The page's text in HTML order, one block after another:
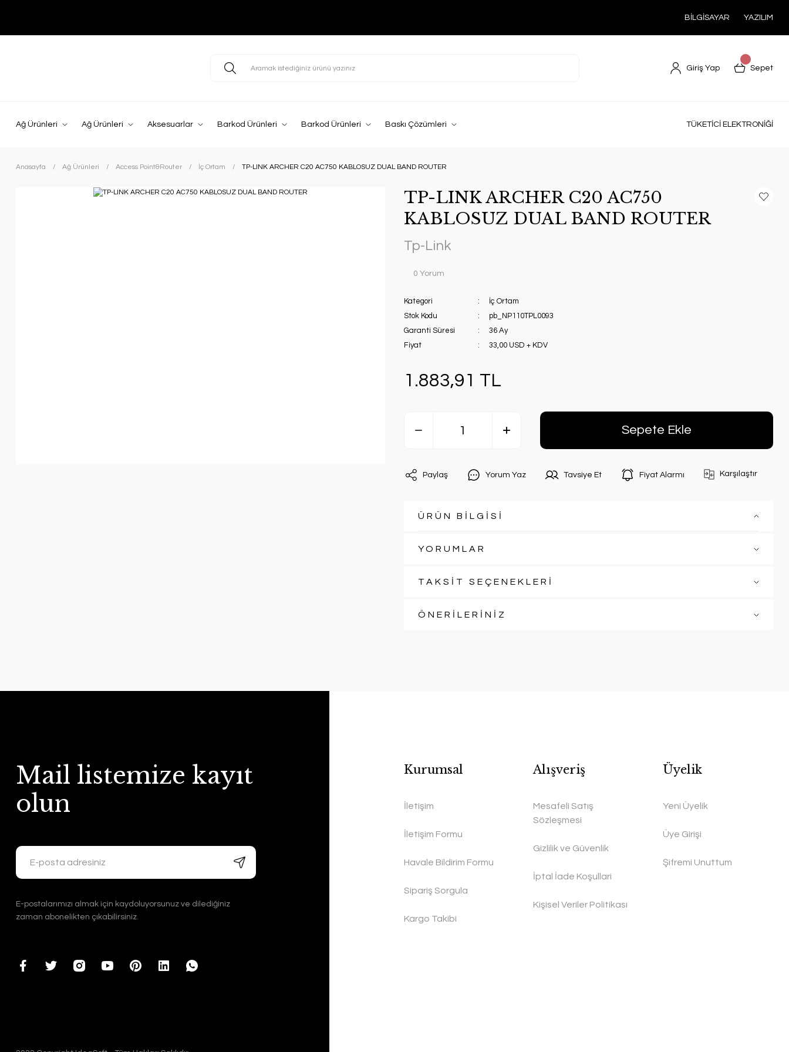
BİLGİSAYAR YAZILIM
Giriş Yap Sepet
Ağ Ürünleri Ağ Ürünleri Aksesuarlar Barkod Ürünleri Barkod Ürünleri Baskı Çözümleri TÜKETİCİ ELEKTRONİĞİ
Anasayfa Ağ Ürünleri Access Point&Router İç Ortam TP-LINK ARCHER C20 AC750 KABLOSUZ DUAL BAND ROUTER
TP-LINK ARCHER C20 AC750
KABLOSUZ DUAL BAND ROUTER
Tp-Link
0 Yorum
Kategori
İç Ortam
Stok Kodu
pb_NP110TPL0093
Garanti Süresi
36 Ay
Fiyat
33,00 USD + KDV
1.883,91 TL
Sepete Ekle
Paylaş Yorum Yaz Tavsiye Et Fiyat Alarmı Karşılaştır
ÜRÜN BİLGİSİ
YORUMLAR
TAKSİT SEÇENEKLERİ
ÖNERİLERİNİZ
Mail listemize kayıt
olun
E-postalarımızı almak için kaydoluyorsunuz ve dilediğiniz
zaman abonelikten çıkabilirsiniz.
Kurumsal
İletişim
İletişim Formu
Havale Bildirim Formu
Sipariş Sorgula
Kargo Takibi
Alışveriş
Mesafeli Satış
Sözleşmesi
Gizlilik ve Güvenlik
İptal İade Koşullari
Kişisel Veriler Politikası
Üyelik
Yeni Üyelik
Üye Girişi
Şifremi Unuttum